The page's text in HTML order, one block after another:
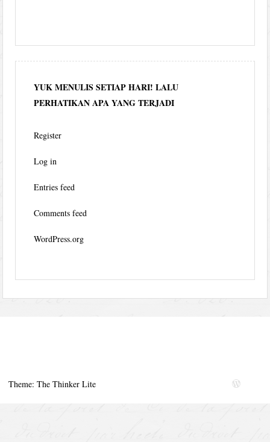
YUK MENULIS SETIAP HARI! LALU
PERHATIKAN APA YANG TERJADI
Register
Log in
Entries feed
Comments feed
WordPress.org
Theme: The Thinker Lite